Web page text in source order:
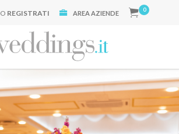
O REGISTRATI AREA AZIENDE 0